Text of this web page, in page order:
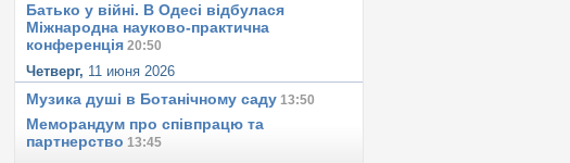
Батько у вiйнi. В Одесi вiдбулася
Міжнародна науково-практична
конференція 20:50
Четверг, 11 июня 2026
Музика душi в Ботанiчному саду 13:50
Меморандум про співпрацю та
партнерство 13:45